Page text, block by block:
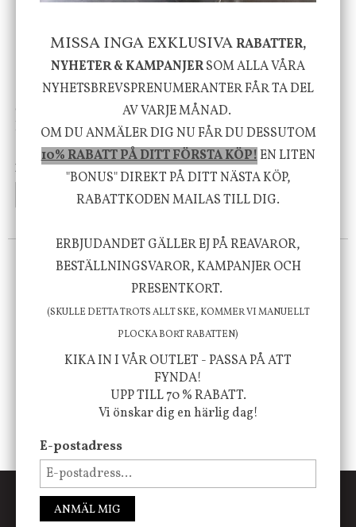
Olsson & Jensen
Duk Eloise 150 x 300 cm
1895 kr
KÖP
Oljelampa, Silver, Endast
för avhämtning
545 kr
INFO KÖP
Till kassan
FÖLJ OSS PÅ INSTAGRAM @JBHOME
PRENUMERERA PÅ NYHETSBREVET
Missa inte våra nyheter, kampanjer och roliga
MISSA INGA EXKLUSIVARABATTER,
NYHETER & KAMPANJERSOM ALLA VÅRA
NYHETSBREVSPRENUMERANTER FÅR TA DEL
AV VARJE MÅNAD.
OM DU ANMÄLER DIG NU FÅR DU DESSUTOM
10% RABATT PÅ DITT FÖRSTA KÖP!EN LITEN
"BONUS" DIREKT PÅ DITT NÄSTA KÖP,
RABATTKODEN MAILAS TILL DIG.
ERBJUDANDET GÄLLER EJ PÅ REAVAROR,
BESTÄLLNINGSVAROR, KAMPANJER OCH
PRESENTKORT.
(SKULLE DETTA TROTS ALLT SKE, KOMMER VI MANUELLT
PLOCKA BORT RABATTEN)
KIKA IN I VÅR OUTLET - PASSA PÅ ATT
FYNDA!
UPP TILL 70 % RABATT.
Vi önskar dig en härlig dag!
E-postadress
ANMÄL MIG